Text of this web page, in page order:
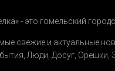
- это гомельский
свежие и актуальные
,Люди, Досуг, Орешки,